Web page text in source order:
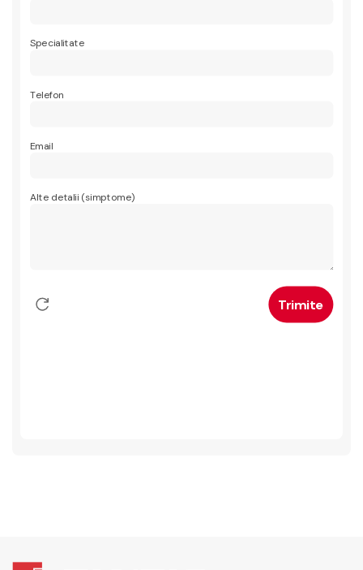
Specialitate
Telefon
Email
Alte detalii (simptome)